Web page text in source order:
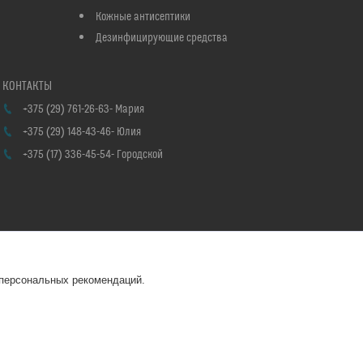
Кожные антисептики
Дезинфицирующие средства
+375 (29) 761-26-63 Мария
+375 (29) 148-43-46 Юлия
+375 (17) 336-45-54 Городской
рекомендаций.